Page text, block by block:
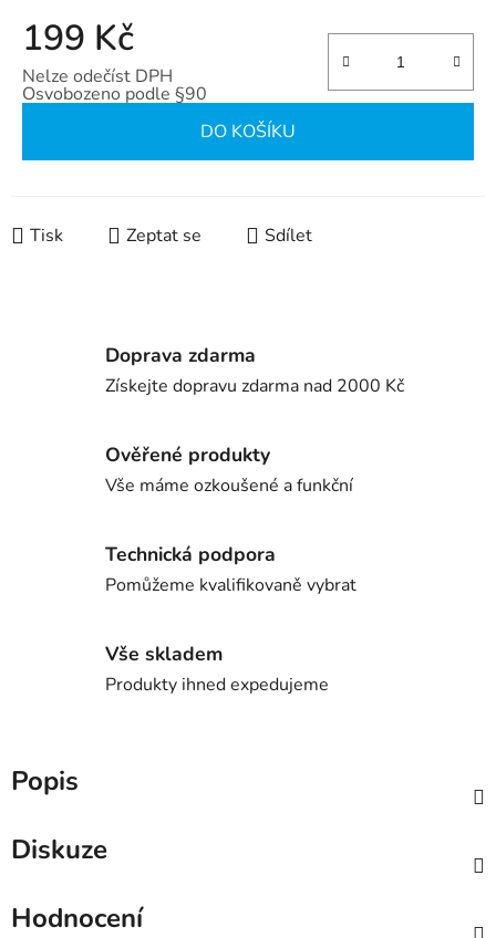
199 Kč
Nelze odečíst DPH
Osvobozeno podle §90
DO KOŠÍKU
Tisk Zeptat se Sdílet
Doprava zdarma
Získejte dopravu zdarma nad 2000 Kč
Ověřené produkty
Vše máme ozkoušené a funkční
Technická podpora
Pomůžeme kvalifikovaně vybrat
Vše skladem
Produkty ihned expedujeme
Popis
Diskuze
Hodnocení